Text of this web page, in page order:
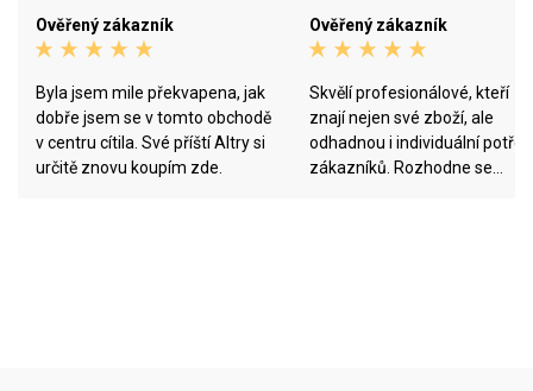
Ověřený zákazník
Byla jsem mile překvapena, jak
dobře jsem se v tomto obchodě
v centru cítila. Své příští Altry si
určitě znovu koupím zde.
Ověřený zákazník
Skvělí profesionálové, kteří
znají nejen své zboží, ale
odhadnou i individuální
zákazníků. Rozhodne se